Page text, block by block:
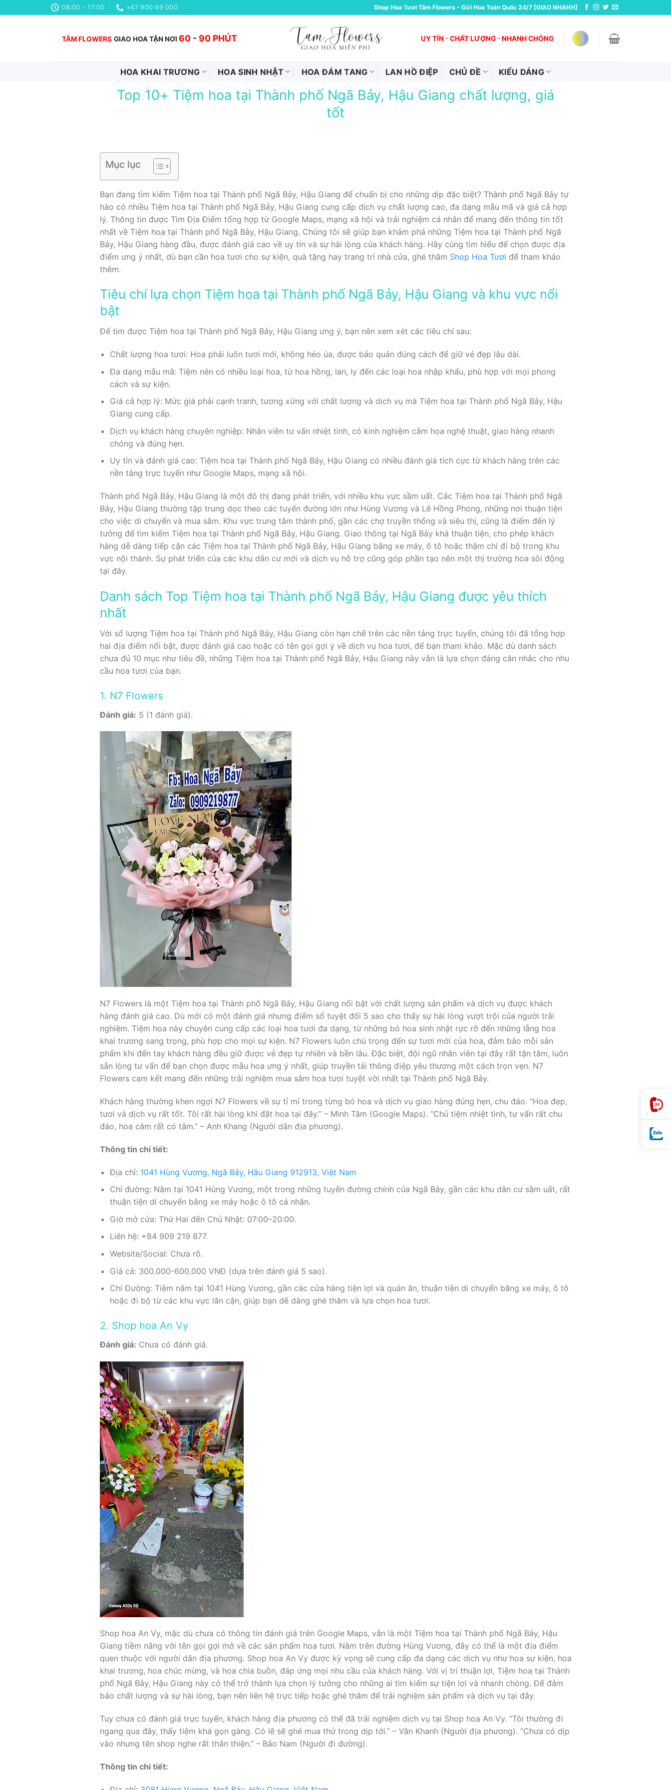
đến
08:00 - 17:00 +47 900 99 000 Shop Hoa Tươi Tâm Flowers - Gửi Hoa Toàn Quốc 24/7 [GIAO NHANH]
TÂM FLOWERS GIAO HOA TẬN NƠI 60 - 90 PHÚT UY TÍN -CHẤT LƯỢNG -NHANH CHÓNG
HOA KHAI TRƯƠNG HOA SINH NHẬT HOA ĐÁM TANG LAN HỒ ĐIỆP CHỦ ĐỀ KIỂU DÁNG
Top 10+ Tiệm hoa tại Thành phố Ngã Bảy, Hậu Giang chất lượng, giá
tốt
Mục lục
Bạn đang tìm kiếm Tiệm hoa tại Thành phố Ngã Bảy, Hậu Giang để chuẩn bị cho những dịp đặc biệt? Thành phố Ngã Bảy tự
hào có nhiều Tiệm hoa tại Thành phố Ngã Bảy, Hậu Giang cung cấp dịch vụ chất lượng cao, đa dạng mẫu mã và giá cả hợp
lý. Thông tin được Tìm Địa Điểm tổng hợp từ Google Maps, mạng xã hội và trải nghiệm cá nhân để mang đến thông tin tốt
nhất về Tiệm hoa tại Thành phố Ngã Bảy, Hậu Giang. Chúng tôi sẽ giúp bạn khám phá những Tiệm hoa tại Thành phố Ngã
Bảy, Hậu Giang hàng đầu, được đánh giá cao về uy tín và sự hài lòng của khách hàng. Hãy cùng tìm hiểu để chọn được địa
điểm ưng ý nhất, dù bạn cần hoa tươi cho sự kiện, quà tặng hay trang trí nhà cửa, ghé thăm Shop Hoa Tươi để tham khảo
thêm.
Tiêu chí lựa chọn Tiệm hoa tại Thành phố Ngã Bảy, Hậu Giang và khu vực nổi
bật
Để tìm được Tiệm hoa tại Thành phố Ngã Bảy, Hậu Giang ưng ý, bạn nên xem xét các tiêu chí sau:
Chất lượng hoa tươi: Hoa phải luôn tươi mới, không héo úa, được bảo quản đúng cách để giữ vẻ đẹp lâu dài.
Đa dạng mẫu mã: Tiệm nên có nhiều loại hoa, từ hoa hồng, lan, ly đến các loại hoa nhập khẩu, phù hợp với mọi phong
cách và sự kiện.
Giá cả hợp lý: Mức giá phải cạnh tranh, tương xứng với chất lượng và dịch vụ mà Tiệm hoa tại Thành phố Ngã Bảy, Hậu
Giang cung cấp.
Dịch vụ khách hàng chuyên nghiệp: Nhân viên tư vấn nhiệt tình, có kinh nghiệm cắm hoa nghệ thuật, giao hàng nhanh
chóng và đúng hẹn.
Uy tín và đánh giá cao: Tiệm hoa tại Thành phố Ngã Bảy, Hậu Giang có nhiều đánh giá tích cực từ khách hàng trên các
nền tảng trực tuyến như Google Maps, mạng xã hội.
Thành phố Ngã Bảy, Hậu Giang là một đô thị đang phát triển, với nhiều khu vực sầm uất. Các Tiệm hoa tại Thành phố Ngã
Bảy, Hậu Giang thường tập trung dọc theo các tuyến đường lớn như Hùng Vương và Lê Hồng Phong, những nơi thuận tiện
cho việc di chuyển và mua sắm. Khu vực trung tâm thành phố, gần các chợ truyền thống và siêu thị, cũng là điểm đến lý
tưởng để tìm kiếm Tiệm hoa tại Thành phố Ngã Bảy, Hậu Giang. Giao thông tại Ngã Bảy khá thuận tiện, cho phép khách
hàng dễ dàng tiếp cận các Tiệm hoa tại Thành phố Ngã Bảy, Hậu Giang bằng xe máy, ô tô hoặc thậm chí đi bộ trong khu
vực nội thành. Sự phát triển của các khu dân cư mới và dịch vụ hỗ trợ cũng góp phần tạo nên một thị trường hoa sôi động
tại đây.
Danh sách Top Tiệm hoa tại Thành phố Ngã Bảy, Hậu Giang được yêu thích
nhất
Với số lượng Tiệm hoa tại Thành phố Ngã Bảy, Hậu Giang còn hạn chế trên các nền tảng trực tuyến, chúng tôi đã tổng hợp
hai địa điểm nổi bật, được đánh giá cao hoặc có tên gọi gợi ý về dịch vụ hoa tươi, để bạn tham khảo. Mặc dù danh sách
chưa đủ 10 mục như tiêu đề, những Tiệm hoa tại Thành phố Ngã Bảy, Hậu Giang này vẫn là lựa chọn đáng cân nhắc cho nhu
cầu hoa tươi của bạn.
1. N7 Flowers
Đánh giá: 5 (1 đánh giá).
N7 Flowers là một Tiệm hoa tại Thành phố Ngã Bảy, Hậu Giang nổi bật với chất lượng sản phẩm và dịch vụ được khách
hàng đánh giá cao. Dù mới có một đánh giá nhưng điểm số tuyệt đối 5 sao cho thấy sự hài lòng vượt trội của người trải
nghiệm. Tiệm hoa này chuyên cung cấp các loại hoa tươi đa dạng, từ những bó hoa sinh nhật rực rỡ đến những lẵng hoa
khai trương sang trọng, phù hợp cho mọi sự kiện. N7 Flowers luôn chú trọng đến sự tươi mới của hoa, đảm bảo mỗi sản
phẩm khi đến tay khách hàng đều giữ được vẻ đẹp tự nhiên và bền lâu. Đặc biệt, đội ngũ nhân viên tại đây rất tận tâm, luôn
sẵn lòng tư vấn để bạn chọn được mẫu hoa ưng ý nhất, giúp truyền tải thông điệp yêu thương một cách trọn vẹn. N7
Flowers cam kết mang đến những trải nghiệm mua sắm hoa tươi tuyệt vời nhất tại Thành phố Ngã Bảy.
Khách hàng thường khen ngợi N7 Flowers về sự tỉ mỉ trong từng bó hoa và dịch vụ giao hàng đúng hẹn, chu đáo. “Hoa đẹp,
tươi và dịch vụ rất tốt. Tôi rất hài lòng khi đặt hoa tại đây.” – Minh Tâm (Google Maps). “Chủ tiệm nhiệt tình, tư vấn rất chu
đáo, hoa cắm rất có tâm.” – Anh Khang (Người dân địa phương).
Thông tin chi tiết:
Địa chỉ: 1041 Hùng Vương, Ngã Bảy, Hậu Giang 912913, Việt Nam
Chỉ đường: Nằm tại 1041 Hùng Vương, một trong những tuyến đường chính của Ngã Bảy, gần các khu dân cư sầm uất, rất
thuận tiện di chuyển bằng xe máy hoặc ô tô cá nhân.
Giờ mở cửa: Thứ Hai đến Chủ Nhật: 07:00–20:00.
Liên hệ: +84 909 219 877.
Website/Social: Chưa rõ.
Giá cả: 300.000-600.000 VNĐ (dựa trên đánh giá 5 sao).
Chỉ Đường: Tiệm nằm tại 1041 Hùng Vương, gần các cửa hàng tiện lợi và quán ăn, thuận tiện di chuyển bằng xe máy, ô tô
hoặc đi bộ từ các khu vực lân cận, giúp bạn dễ dàng ghé thăm và lựa chọn hoa tươi.
2. Shop hoa An Vy
Đánh giá: Chưa có đánh giá.
Shop hoa An Vy, mặc dù chưa có thông tin đánh giá trên Google Maps, vẫn là một Tiệm hoa tại Thành phố Ngã Bảy, Hậu
Giang tiềm năng với tên gọi gợi mở về các sản phẩm hoa tươi. Nằm trên đường Hùng Vương, đây có thể là một địa điểm
quen thuộc với người dân địa phương. Shop hoa An Vy được kỳ vọng sẽ cung cấp đa dạng các dịch vụ như hoa sự kiện, hoa
khai trương, hoa chúc mừng, và hoa chia buồn, đáp ứng mọi nhu cầu của khách hàng. Với vị trí thuận lợi, Tiệm hoa tại Thành
phố Ngã Bảy, Hậu Giang này có thể trở thành lựa chọn lý tưởng cho những ai tìm kiếm sự tiện lợi và nhanh chóng. Để đảm
bảo chất lượng và sự hài lòng, bạn nên liên hệ trực tiếp hoặc ghé thăm để trải nghiệm sản phẩm và dịch vụ tại đây.
Tuy chưa có đánh giá trực tuyến, khách hàng địa phương có thể đã trải nghiệm dịch vụ tại Shop hoa An Vy. “Tôi thường đi
ngang qua đây, thấy tiệm khá gọn gàng. Có lẽ sẽ ghé mua thử trong dịp tới.” – Vân Khanh (Người địa phương). “Chưa có dịp
vào nhưng tên shop nghe rất thân thiện.” – Bảo Nam (Người đi đường).
Thông tin chi tiết: